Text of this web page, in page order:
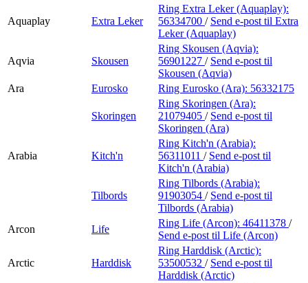
Aquaplay Extra Leker
Ring Extra Leker (Aquaplay):
56334700 / Send e-post til Extra
Leker (Aquaplay)
Aqvia Skousen
Ring Skousen (Aqvia):
56901227 / Send e-post til
Skousen (Aqvia)
Ara
Eurosko Ring Eurosko (Ara): 56332175
Skoringen
Ring Skoringen (Ara):
21079405 / Send e-post til
Skoringen (Ara)
Arabia Kitch'n
Ring Kitch'n (Arabia):
56311011 / Send e-post til
Kitch'n (Arabia)
Tilbords
Ring Tilbords (Arabia):
91903054 / Send e-post til
Tilbords (Arabia)
Arcon
Life
Ring Life (Arcon): 46411378 /
Send e-post til Life (Arcon)
Arctic Harddisk
Ring Harddisk (Arctic):
53500532 / Send e-post til
Harddisk (Arctic)